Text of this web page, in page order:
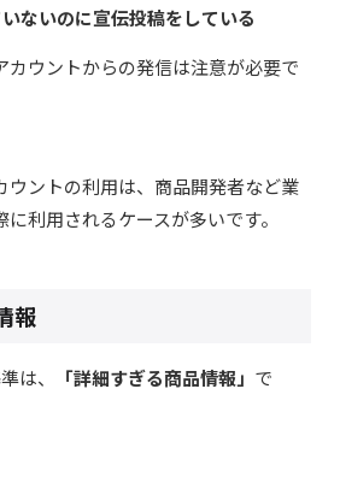
ないのに宣伝投稿をしている
カウントからの発信は注意が必要で
ウントの利用は、商品開発者など業
利用されるケースが多いです。
報
は、 「詳細すぎる商品情報」 で